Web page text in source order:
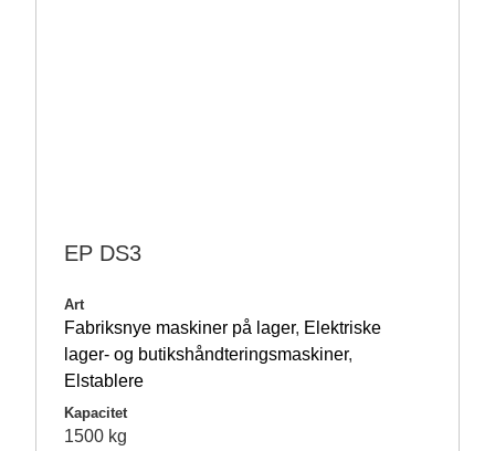
EP DS3
Art
Fabriksnye maskiner på lager, Elektriske
lager- og butikshåndteringsmaskiner,
Elstablere
Kapacitet
1500 kg